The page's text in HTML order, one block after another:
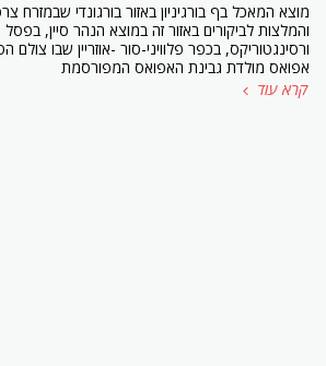
מוצא המאכל בף בורגיניון באזור בורגונדי שבמזרח
והמלצות לביקורים באזור זה במוצא הנהר סיין,
ורסינגטוריקס, בכפר פלוויני-סור -אוזריין שבו
אפואס מולדת גבינת האפואס המפורסמת
קרא עוד